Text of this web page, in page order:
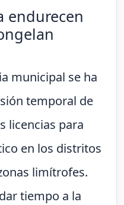
endurecen
municipal se ha
temporal de
licencias para
en los distritos
limítrofes.
tiempo a la